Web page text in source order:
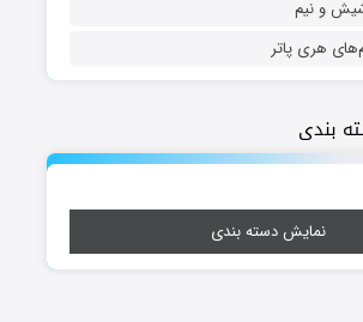
و نیم
هری پاتر
بندی
نمایش دسته بندی